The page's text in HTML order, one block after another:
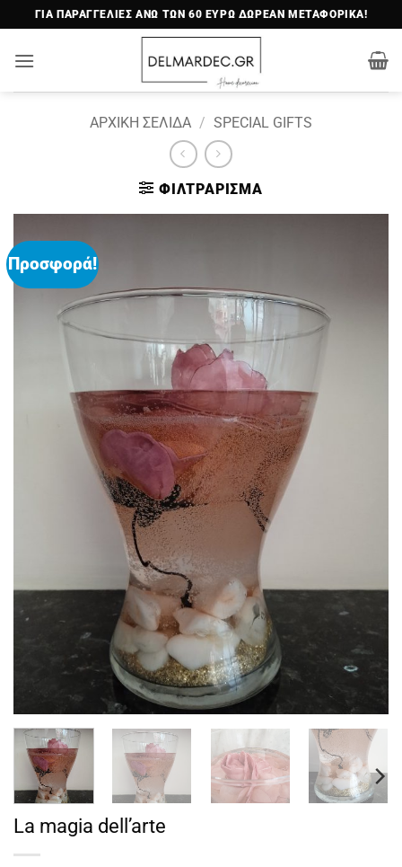
Μετάβαση
στο
περιεχόμενο
ΓΙΑ ΠΑΡΑΓΓΕΛΙΕΣ ΑΝΩ ΤΩΝ 60 ΕΥΡΩ ΔΩΡΕΑΝ ΜΕΤΑΦΟΡΙΚΑ!
ΑΡΧΙΚΉ ΣΕΛΊΔΑ / SPECIAL GIFTS
ΦΙΛΤΡΆΡΙΣΜΑ
Προσφορά!
La magia dell’arte